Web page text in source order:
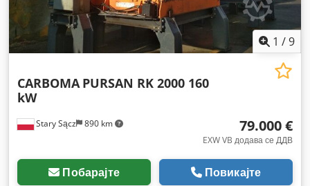
1 /9
Stary Sącz 890 km
CARBOMA PURSAN RK 2000 160
kW
79.000 €
EXW VB додава се ДДВ
Побарајте Повикајте